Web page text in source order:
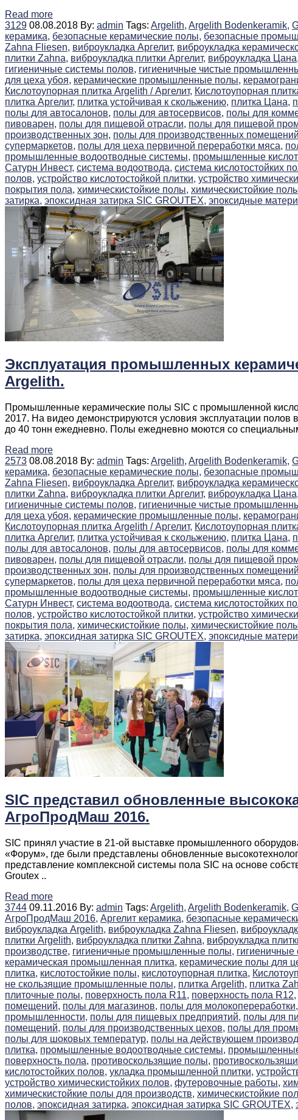
Read more
3129 08.08.2018 By: admin Tags: Argelith, Argelith Bodenkeramik,
керамика, безопасные керамические полы, безопасные
Zahna Fliesen, виброукладка Аргелит, виброукладка
плитки Zahna, виброукладка плитки Аргелит, виброукладка Цана,
гигиеничные системы полов, гигиеничные чистые
для цеха убоя, керамические промышленные полы,
Кислотоупорная плитка Argelith / Аргелит, Кислотоупорная
плитка Аргелит, плитка устойчивая к скольжению, плитка Цана,
полы для автосалонов, полы для автосервисов, полы для
пивоварен, полы для пищевой отрасли, полы для пищевой
производственных зон, полы для производственных
супермаркетов, полы для цеха первичной переработки мяса,
промышленные водоотводные системы, промышленные
Сатурн Инвест, система водоотвода, система кислотостойких
полов, устройство кислотостойкой плитки, устройство
покрытия пола, химическистойкие полы, химическистойкие
затирка, эпоксидная затирка SIC GROUTEX, эпоксидные
Эксплуатация промышленных
Argelith.
Промышленные керамические полы SIC c промышленной
2017. На видео демонстрируются условия эксплуатации
до 40 тонн ежедневно. Полы ежедневно моются со
Read more
2573 08.08.2018 By: admin Tags: Argelith, Argelith Bodenkeramik,
керамика, безопасные керамические полы, безопасные
Zahna Fliesen, виброукладка Аргелит, виброукладка
плитки Zahna, виброукладка плитки Аргелит, виброукладка Цана,
гигиеничные системы полов, гигиеничные чистые
для цеха убоя, керамические промышленные полы,
Кислотоупорная плитка Argelith / Аргелит, Кислотоупорная
плитка Аргелит, плитка устойчивая к скольжению, плитка Цана,
полы для автосалонов, полы для автосервисов, полы для
пивоварен, полы для пищевой отрасли, полы для пищевой
производственных зон, полы для производственных
супермаркетов, полы для цеха первичной переработки мяса,
промышленные водоотводные системы, промышленные
Сатурн Инвест, система водоотвода, система кислотостойких
полов, устройство кислотостойкой плитки, устройство
покрытия пола, химическистойкие полы, химическистойкие
затирка, эпоксидная затирка SIC GROUTEX, эпоксидные
SIC представил обновленные
АгроПродМаш 2016.
SIC принял участие в 21-ой выставке промышленного
«Форум», где были представлены обновленные
представление комплексной системы пола SIC на основе
Groutex ..
Read more
3744 09.11.2016 By: admin Tags: Argelith, Argelith Bodenkeramik,
АгроПродМаш 2016, Аргелит керамика, безопасные
виброукладка Argelith, виброукладка Zahna Fliesen,
плитки Argelith, виброукладка плитки Zahna, виброукладка
производстве, гигиеничные промышленные полы,
керамическая промышленная плитка, керамические полы для
плитка, кислотостойкие полы, кислотоупорная плитка,
не скользящие промышленные полы, плитка Argelith, плитка
плиточные полы, поверхность пола R11, поверхность пола R12,
помещений, полы для магазинов, полы для молокопереработки,
промышленности, полы для пищевых предприятий, полы для
помещений, полы для производственных цехов, полы для
полы для шоковых температур, полы на действующем
плитка, промышленные водоотводные системы, промышленные
поверхность пола, противоскользящие полы,
кислотостойких полов, укладка промышленной плитки,
устройство химическистойких полов, футеровочные работы,
химическистойкие полы для производств, химическистойкие
полов, эпоксидная затирка, эпоксидная затирка SIC GROUTEX,